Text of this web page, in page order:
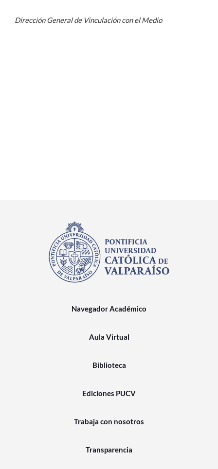
Dirección General de Vinculación con el Medio
Navegador Académico
Aula Virtual
Biblioteca
Ediciones PUCV
Trabaja con nosotros
Transparencia